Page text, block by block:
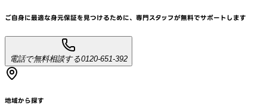
ご自身に最適な身元保証を見つけるために、 専門スタッフが無料でサポートします
電話で無料相談する0120-651-392
地域から探す